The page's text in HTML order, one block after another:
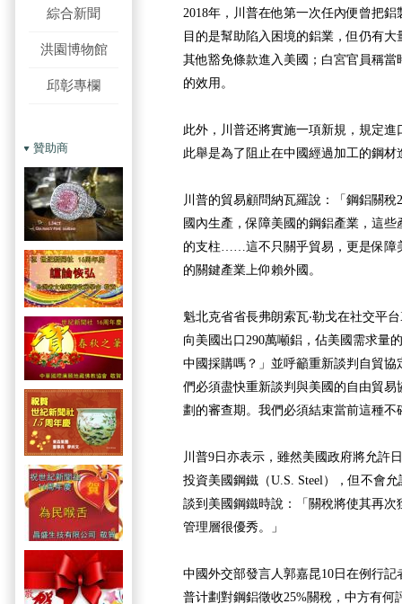
綜合新聞
洪園博物館
邱彰專欄
贊助商
2018年，川普在他第一次任內便曾把
目的是幫助陷入困境的鋁業，但仍有
其他豁免條款進入美國；白宮官員稱
的效用。
此外，川普还將實施一項新規，規定
此舉是為了阻止在中國經過加工的鋼材
川普的貿易顧問納瓦羅說：「鋼鋁關
國內生產，保障美國的鋼鋁產業，這
的支柱……這不只關乎貿易，更是保障
的關鍵產業上仰賴外國。
魁北克省省長弗朗索瓦‧勒戈在社交平
向美國出口290萬噸鋁，佔美國需求量
中國採購嗎？」並呼籲重新談判自貿
們必須盡快重新談判與美國的自由貿易
劃的審查期。我們必須結束當前這種不
川普9日亦表示，雖然美國政府將允許
投資美國鋼鐵（U.S. Steel），但不會
談到美國鋼鐵時說：「關稅將使其再
管理層很優秀。」
中國外交部發言人郭嘉昆10日在例行
普计劃對鋼鋁徵收25%關稅，中方有何